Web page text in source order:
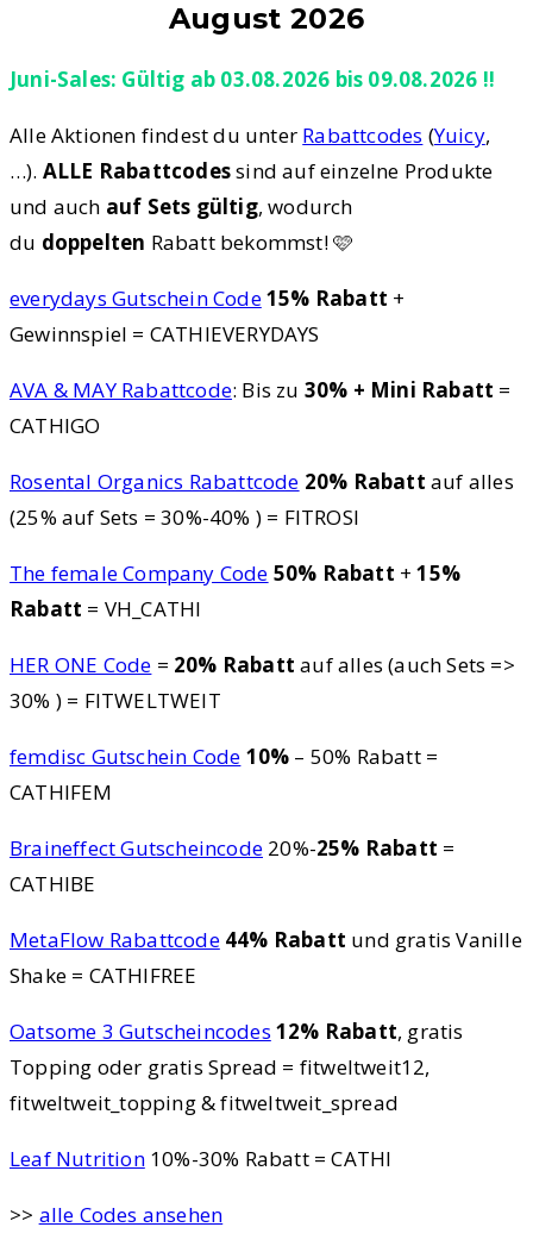
August 2026
Juni-Sales: Gültig ab 03.08.2026 bis 09.08.2026 !!
Alle Aktionen findest du unter Rabattcodes (Yuicy,
…). ALLE Rabattcodessind auf einzelne Produkte
und auch auf Sets gültig, wodurch
du doppelten Rabatt bekommst! 🩷
everydays Gutschein Code15% Rabatt +
Gewinnspiel = CATHIEVERYDAYS
AVA & MAY Rabattcode: Bis zu 30% + Mini Rabatt =
CATHIGO
Rosental Organics Rabattcode 20% Rabatt auf alles
(25% auf Sets = 30%-40% ) = FITROSI
The female Company Code 50% Rabatt +15%
Rabatt = VH_CATHI
HER ONE Code = 20% Rabatt auf alles (auch Sets =>
30% ) = FITWELTWEIT
femdisc Gutschein Code 10% – 50% Rabatt =
CATHIFEM
Braineffect Gutscheincode 20%-25% Rabatt =
CATHIBE
MetaFlow Rabattcode 44% Rabatt und gratis Vanille
Shake = CATHIFREE
Oatsome 3 Gutscheincodes 12% Rabatt, gratis
Topping oder gratis Spread = fitweltweit12,
fitweltweit_topping & fitweltweit_spread
Leaf Nutrition10%-30% Rabatt = CATHI
>> alle Codes ansehen